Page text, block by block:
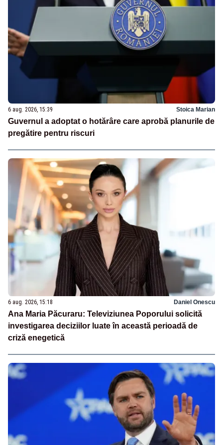
6 aug. 2026, 15:39 Stoica Marian
Guvernul a adoptat o hotărâre care aprobă planurile de
pregătire pentru riscuri
6 aug. 2026, 15:18 Daniel Onescu
Ana Maria Păcuraru: Televiziunea Poporului solicită
investigarea deciziilor luate în această perioadă de
criză enegetică